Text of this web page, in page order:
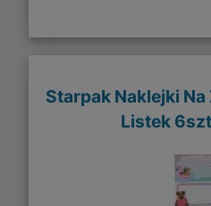
Starpak Naklejki
Listek